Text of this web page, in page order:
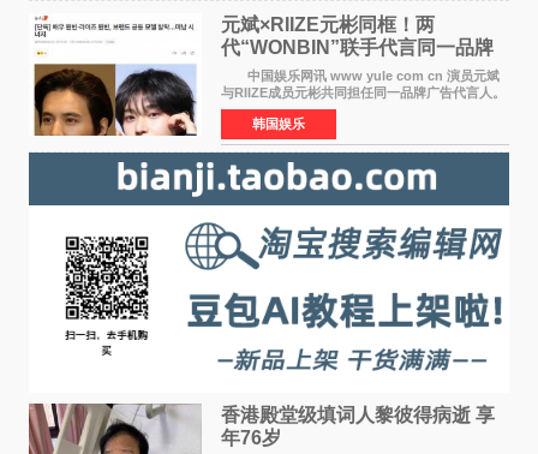
元斌×RIIZE元彬同框！两
代“WONBIN”联手代言同一品牌
颜值天花板合体
中国娱乐网讯 www yule com cn 演员元斌
与RIIZE成员元彬共同担任同一品牌广告代言人。
6日据独家报道，继演员元斌之后，RIIZE元彬最
近也被选为某在线中介平台A公司的共同广告代言
人，两人将作
韩国娱乐
香港殿堂级填词人黎彼得病逝 享
年76岁​